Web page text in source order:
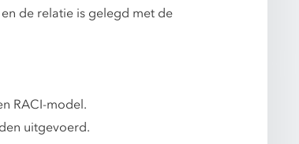
de relatie is gelegd met de
RACI-model.
uitgevoerd.